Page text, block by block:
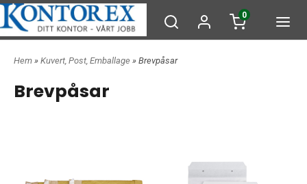
0
Hem » Kuvert, Post, Emballage » Brevpåsar
Brevpåsar